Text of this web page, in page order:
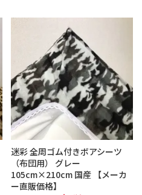
迷彩 全周ゴム付きボアシーツ
（布団用） グレー
105cm×210cm 国産 【メーカ
ー直販価格】